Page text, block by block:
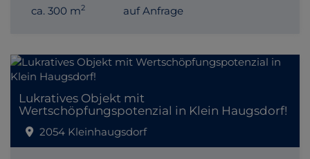
ca. 300 m2
auf Anfrage
Lukratives Objekt mit
Wertschöpfungspotenzial in Klein Haugsdorf!
2054 Kleinhaugsdorf